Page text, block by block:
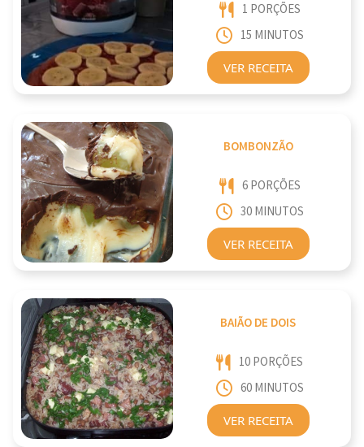
1 PORÇÕES
15 MINUTOS
VER RECEITA
BOMBONZÃO
6 PORÇÕES
30 MINUTOS
VER RECEITA
BAIÃO DE DOIS
10 PORÇÕES
60 MINUTOS
VER RECEITA